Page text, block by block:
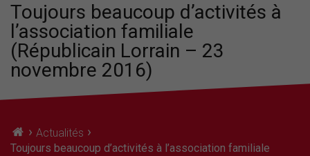
Toujours beaucoup d’activités à
l’association familiale
(Républicain Lorrain – 23
novembre 2016)
› Actualités ›
Toujours beaucoup d’activités à l’association familiale